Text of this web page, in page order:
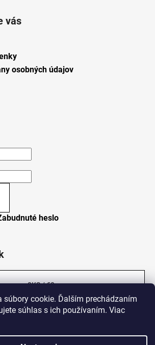
súbory cookie. Ďalším prechádzaním
súhlas s ich používaním. Viac
vás
osobných údajov
heslo
0KS /€0